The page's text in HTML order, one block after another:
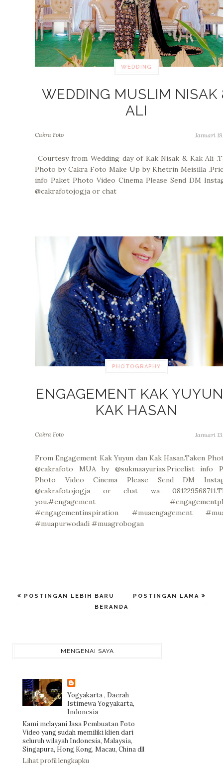
WEDDING
WEDDING MUSLIM NISAK
ALI
Cakra Foto Januari
Courtesy from Wedding day of Kak Nisak & Kak Ali
Photo by Cakra Foto Make Up by Khetrin Meisilla
info Paket Photo Video Cinema Please Send DM
@cakrafotojogja or chat
PHOTOGRAPHY
ENGAGEMENT KAK
KAK HASAN
Cakra Foto Januari
From Engagement Kak Yuyun dan Kak Hasan.Taken
@cakrafoto MUA by @sukmaayurias.Pricelist info
Photo Video Cinema Please Send DM
@cakrafotojogja or chat wa
you.#engagement
#engagementinspiration #muaengagement
#muapurwodadi #muagrobogan
POSTINGAN LEBIH BARU
POSTINGAN LAMA
BERANDA
MENGENAI SAYA
Yogyakarta , Daerah
Istimewa Yogyakarta,
Indonesia
Kami melayani Jasa Pembuatan Foto
Video yang sudah memiliki klien dari
seluruh wilayah Indonesia, Malaysia,
Singapura, Hong Kong, Macau, China dll
Lihat profil lengkapku